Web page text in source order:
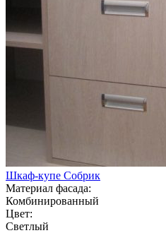
Шкаф-купе Собрик
Материал фасада:
Комбинированный
Цвет:
Светлый